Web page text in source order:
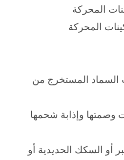
المحركة
المحركة
المستخرج من
وصمتها وإذابة شحمها
أو السكك الحديدية أو